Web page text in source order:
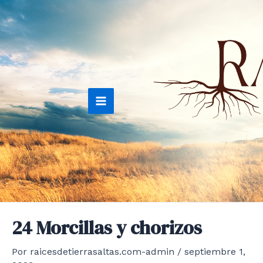
Ir
al
contenido
Main
Menu
24 Morcillas y chorizos
Por raicesdetierrasaltas.com-admin / septiembre 1,